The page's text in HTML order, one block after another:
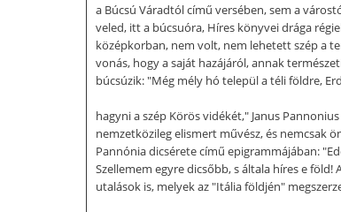
a Búcsú Váradtól című versében, sem a
veled, itt a búcsuóra, Híres könyvei drága
középkorban, nem volt, nem lehetett szép a
vonás, hogy a saját hazájáról, annak
búcsúzik: "Még mély hó települ a téli földre,
hagyni a szép Körös vidékét," Janus
nemzetközileg elismert művész, és nemcsak
Pannónia dicsérete című epigrammájában:
Szellemem egyre dicsőbb, s általa híres e
utalások is, melyek az "Itália földjén"